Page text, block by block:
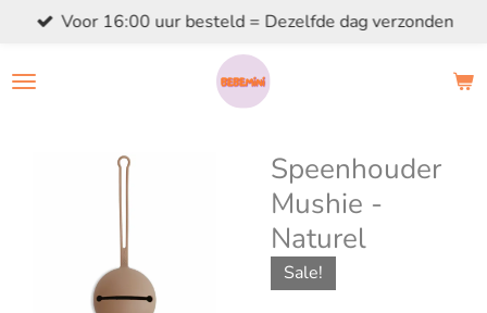
naar
Voor 16:00 uur besteld = Dezelfde dag verzonden
Speenhouder
Mushie -
Naturel
Sale!